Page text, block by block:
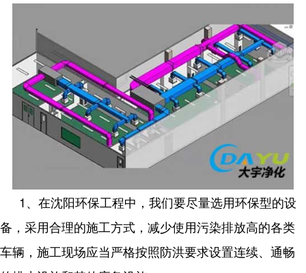
1、在沈阳环保工程中，我们要尽量选用环保型的设
备，采用合理的施工方式，减少使用污染排放高的各类
车辆，施工现场应当严格按照防洪要求设置连续、通畅